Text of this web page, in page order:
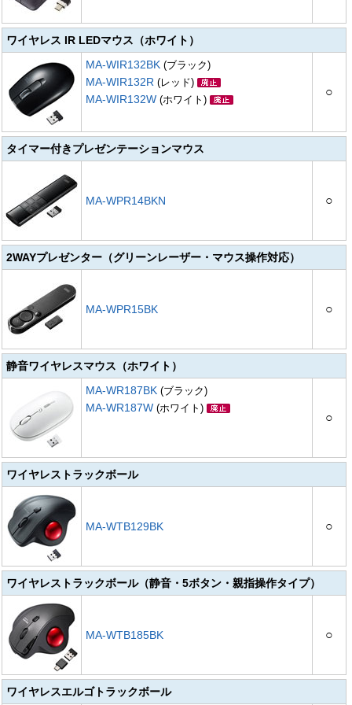
ワイヤレス IR LEDマウス（ホワイト）
MA-WIR132BK (ブラック)
MA-WIR132R (レッド)
MA-WIR132W (ホワイト)
○
タイマー付きプレゼンテーションマウス
MA-WPR14BKN ○
2WAYプレゼンター（グリーンレーザー・マウス操作対応）
MA-WPR15BK ○
静音ワイヤレスマウス（ホワイト）
MA-WR187BK (ブラック)
MA-WR187W (ホワイト)
○
ワイヤレストラックボール
MA-WTB129BK ○
ワイヤレストラックボール（静音・5ボタン・親指操作タイプ）
MA-WTB185BK ○
ワイヤレスエルゴトラックボール